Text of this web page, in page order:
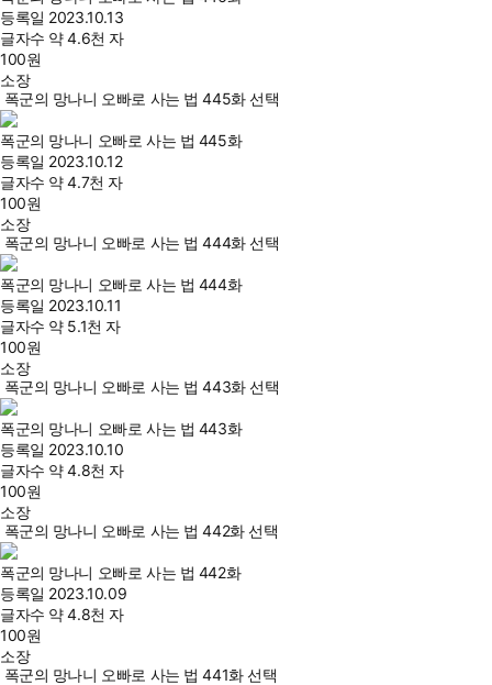
등록일 2023.10.13
글자수 약 4.6천 자
100원
소장
폭군의 망나니 오빠로 사는 법 445화 선택
폭군의 망나니 오빠로 사는 법 445화
등록일 2023.10.12
글자수 약 4.7천 자
100원
소장
폭군의 망나니 오빠로 사는 법 444화 선택
폭군의 망나니 오빠로 사는 법 444화
등록일 2023.10.11
글자수 약 5.1천 자
100원
소장
폭군의 망나니 오빠로 사는 법 443화 선택
폭군의 망나니 오빠로 사는 법 443화
등록일 2023.10.10
글자수 약 4.8천 자
100원
소장
폭군의 망나니 오빠로 사는 법 442화 선택
폭군의 망나니 오빠로 사는 법 442화
등록일 2023.10.09
글자수 약 4.8천 자
100원
소장
폭군의 망나니 오빠로 사는 법 441화 선택